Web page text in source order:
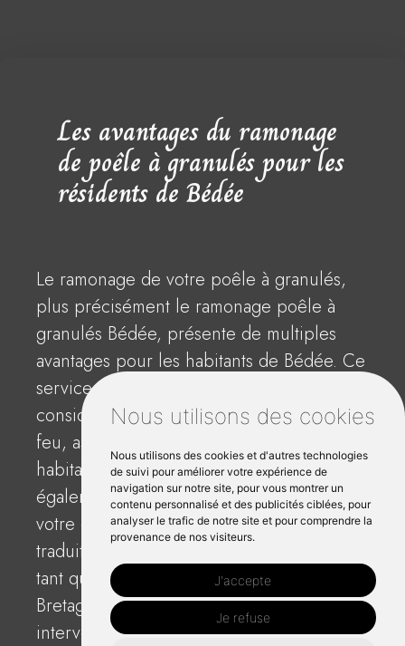
Nous utilisons des cookies
Nous utilisons des cookies et d'autres technologies
de suivi pour améliorer votre expérience de
navigation sur notre site, pour vous montrer un
contenu personnalisé et des publicités ciblées, pour
analyser le trafic de notre site et pour comprendre la
provenance de nos visiteurs.
J'accepte
Je refuse
Les avantages du ramonage
de poêle à granulés pour les
résidents de Bédée
Le ramonage de votre poêle à granulés,
plus précisément le ramonage poêle à
granulés Bédée, présente de multiples
avantages pour les habitants de Bédée. Ce
service permet de réduire
considérablement les risques de départ de
feu, assurant ainsi la sécurité de votre
habitation. Un entretien régulier permet
également de maintenir l'efficacité de
votre équipement de chauffage, ce qui se
traduit par des économies d'énergie. En
tant que ramoneur de confiance en
Bretagne, CL Ramonage garantit une
intervention de nettoyage complet à un